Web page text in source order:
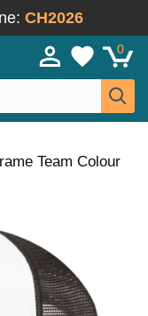
CH2026
0
Team Colour